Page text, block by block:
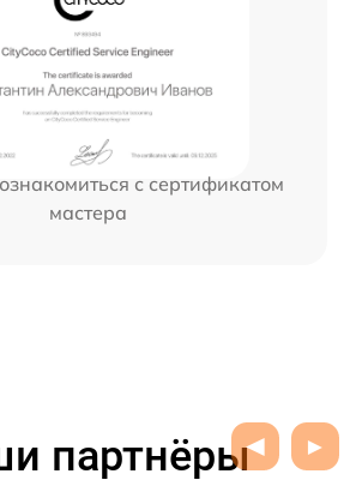
с сертификатом
мастера
партнёры